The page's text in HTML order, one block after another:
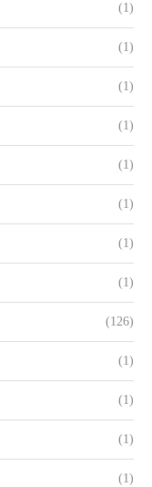
(1)
(1)
(1)
(1)
(1)
(1)
(1)
(1)
(126)
(1)
(1)
(1)
(1)